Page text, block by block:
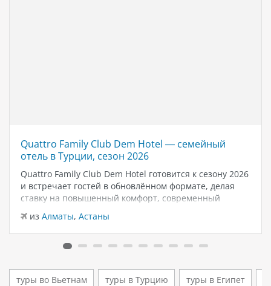
Quattro Family Club Dem Hotel — семейный
отель в Турции, сезон 2026
Quattro Family Club Dem Hotel готовится к сезону 2026
и встречает гостей в обновлённом формате, делая
ставку на повышенный комфорт, современный
дизайн и атмосферу спокойного семейного отдыха у
моря. Отель остаётся популярным выбором для тех,
кто ищет семейный отель в…
из Алматы, Астаны
туры во Вьетнам туры в Турцию туры в Египет